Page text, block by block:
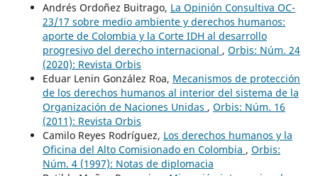
Andrés Ordoñez Buitrago, La Opinión Consultiva OC-
23/17 sobre medio ambiente y derechos humanos:
aporte de Colombia y la Corte IDH al desarrollo
progresivo del derecho internacional , Orbis: Núm. 24
(2020): Revista Orbis
Eduar Lenin González Roa, Mecanismos de protección
de los derechos humanos al interior del sistema de la
Organización de Naciones Unidas , Orbis: Núm. 16
(2011): Revista Orbis
Camilo Reyes Rodríguez, Los derechos humanos y la
Oficina del Alto Comisionado en Colombia , Orbis:
Núm. 4 (1997): Notas de diplomacia